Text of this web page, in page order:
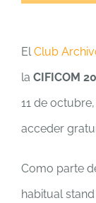
ElClub
la CIFICOM
11 de
acceder
Como parte
habitual